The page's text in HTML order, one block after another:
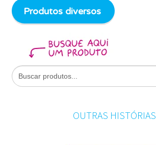
Produtos diversos
Search
for:
OUTRAS HISTÓRIAS